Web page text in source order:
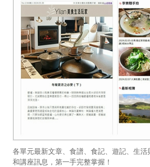
各單元最新文章、食譜、食記、遊記、生
和講座訊息，第一手完整掌握！